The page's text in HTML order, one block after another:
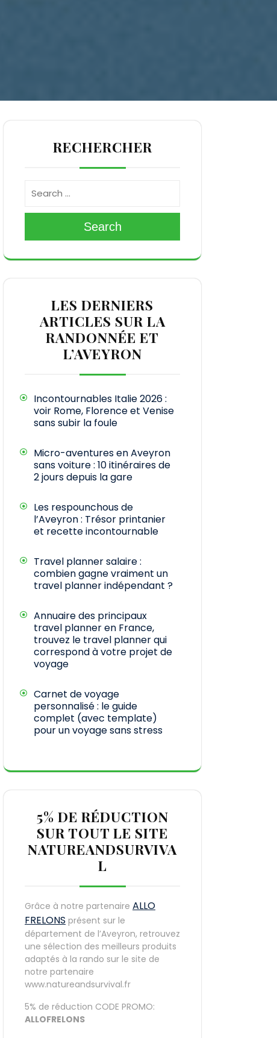
RECHERCHER
Search
LES DERNIERS
ARTICLES SUR LA
RANDONNÉE ET
L’AVEYRON
Incontournables Italie 2026 :
voir Rome, Florence et Venise
sans subir la foule
Micro-aventures en Aveyron
sans voiture : 10 itinéraires de
2 jours depuis la gare
Les respounchous de
l’Aveyron : Trésor printanier
et recette incontournable
Travel planner salaire :
combien gagne vraiment un
travel planner indépendant ?
Annuaire des principaux
travel planner en France,
trouvez le travel planner qui
correspond à votre projet de
voyage
Carnet de voyage
personnalisé : le guide
complet (avec template)
pour un voyage sans stress
5% DE RÉDUCTION
SUR TOUT LE SITE
NATUREANDSURVIVA
L
Grâce à notre partenaire ALLO
FRELONS présent sur le
département de l’Aveyron, retrouvez
une sélection des meilleurs produits
adaptés à la rando sur le site de
notre partenaire
www.natureandsurvival.fr
5% de réduction CODE PROMO:
ALLOFRELONS